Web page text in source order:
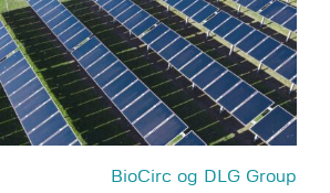
BioCirc og DLG Group